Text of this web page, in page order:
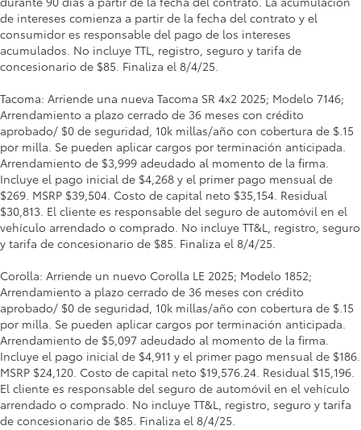
de intereses comienza a partir de la fecha del contrato y el
consumidor es responsable del pago de los intereses
acumulados. No incluye TTL, registro, seguro y tarifa de
concesionario de $85. Finaliza el 8/4/25.
Tacoma: Arriende una nueva Tacoma SR 4x2 2025; Modelo 7146;
Arrendamiento a plazo cerrado de 36 meses con crédito
aprobado/ $0 de seguridad, 10k millas/año con cobertura de $.15
por milla. Se pueden aplicar cargos por terminación anticipada.
Arrendamiento de $3,999 adeudado al momento de la firma.
Incluye el pago inicial de $4,268 y el primer pago mensual de
$269. MSRP $39,504. Costo de capital neto $35,154. Residual
$30,813. El cliente es responsable del seguro de automóvil en el
vehículo arrendado o comprado. No incluye TT&L, registro, seguro
y tarifa de concesionario de $85. Finaliza el 8/4/25.
Corolla: Arriende un nuevo Corolla LE 2025; Modelo 1852;
Arrendamiento a plazo cerrado de 36 meses con crédito
aprobado/ $0 de seguridad, 10k millas/año con cobertura de $.15
por milla. Se pueden aplicar cargos por terminación anticipada.
Arrendamiento de $5,097 adeudado al momento de la firma.
Incluye el pago inicial de $4,911 y el primer pago mensual de $186.
MSRP $24,120. Costo de capital neto $19,576.24. Residual $15,196.
El cliente es responsable del seguro de automóvil en el vehículo
arrendado o comprado. No incluye TT&L, registro, seguro y tarifa
de concesionario de $85. Finaliza el 8/4/25.